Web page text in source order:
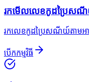
រកមើលលេខកូដប្រៃស
រកលេខកូដប្រៃសណីយ៍តាមអ
បើកកម្មវិធី